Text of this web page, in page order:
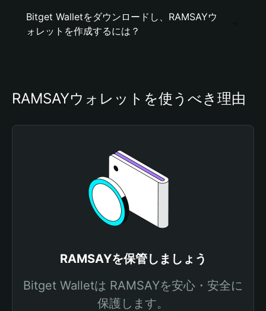
Bitget Walletをダウンロードし、RAMSAYウ
ォレットを作成するには？
RAMSAYウォレットを使うべき理由
RAMSAYを保管しましょう
Bitget Walletは RAMSAYを安心・安全に
保護します。